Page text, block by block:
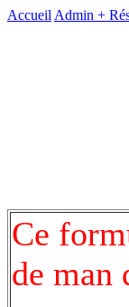
Accueil Admin +
Ce
de man